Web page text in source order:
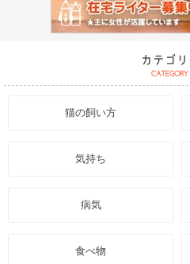
猫の飼い方
気持ち
病気
食べ物